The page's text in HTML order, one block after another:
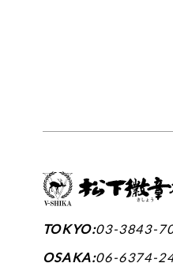
TOKYO:03-3843-
OSAKA:06-6374-